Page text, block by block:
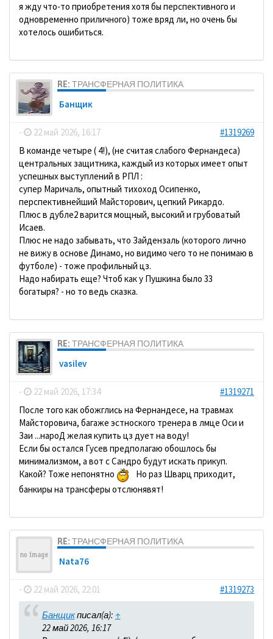
я жду что-то приобретения хотя бы перспективного и
одновременно приличного) тоже вряд ли, но очень бы
хотелось ошибиться.
RE: ТРАНСФЕРНАЯ ПОЛИТИКА
Банщик
- 22 май 2026, 16:17
#1319269
В команде четыре ( 4!), (не считая слабого Фернандеса)
центральных защитника, каждый из которых имеет опыт
успешных выступлений в РПЛ :
супер Маричаль, опытный тихоход Осипенко,
перспективнейший Майсторович, цепкий Рикардо.
Плюс в дубле2 варится мощный, высокий и грубоватый
Исаев.
Плюс не надо забывать, что Зайдензаль (которого лично
не вижу в основе Динамо, но видимо чего то не понимаю в
футболе) - тоже профильный цз.
Надо набирать еще? Чтоб как у Пушкина было 33
богатыря? - но то ведь сказка.
RE: ТРАНСФЕРНАЯ ПОЛИТИКА
vasilev
- 22 май 2026, 17:34
#1319271
После того как обожглись на Фернандесе, на травмах
Майсторовича, багаже эстноского тренера в лмце Оси и
Заи ...нароД желая купить цз дует на воду!
Если бы остался Гусев предполагаю обошлось бы
минимализмом, а вот с Сандро будут искать прикуп.
Какой? Тоже непонятно
Но раз Шварц приходит,
банкиры на трансферы отслюнявят!
RE: ТРАНСФЕРНАЯ ПОЛИТИКА
Nata76
- 22 май 2026, 22:01 #1319273
Банщикписал(а): ↑
22 май 2026, 16:17